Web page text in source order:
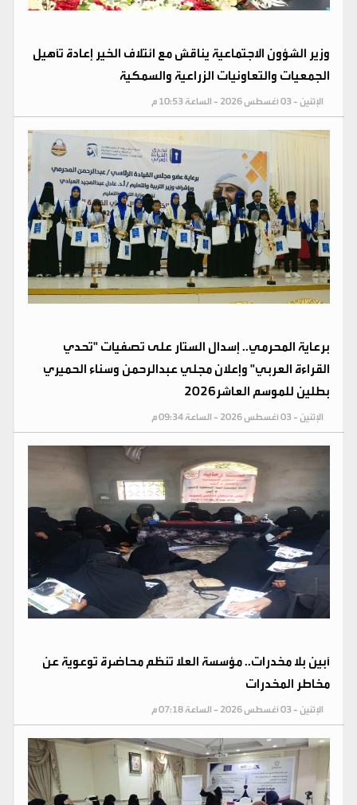
وزير الشؤون الاجتماعية يناقش مع ائتلاف الخير إعادة تأهيل
الجمعيات والتعاونيات الزراعية والسمكية
الإثنين - 03 أغسطس 2026 - الساعة 10:53 م
برعاية المحرمي.. إسدال الستار على تصفيات "تحدي
القراءة العربي" وإعلان مجلي عبدالرحمن وسناء الحميري
بطلين للموسم العاشر2026
الإثنين - 03 أغسطس 2026 - الساعة 09:34 م
أبين بلا مخدرات.. مؤسسة العلا تنظم محاضرة توعوية عن
مخاطر المخدرات
الإثنين - 03 أغسطس 2026 - الساعة 07:18 م